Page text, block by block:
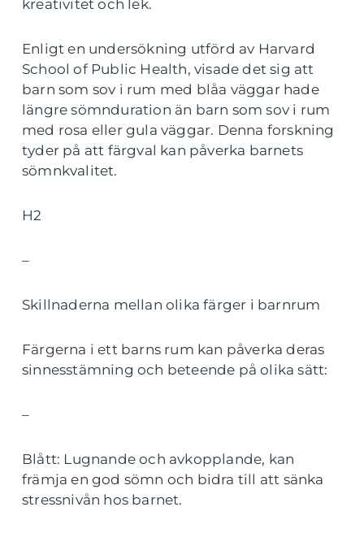
kreativitet och lek.
Enligt en undersökning utförd av Harvard
School of Public Health, visade det sig att
barn som sov i rum med blåa väggar hade
längre sömnduration än barn som sov i rum
med rosa eller gula väggar. Denna forskning
tyder på att färgval kan påverka barnets
sömnkvalitet.
H2
–
Skillnaderna mellan olika färger i barnrum
Färgerna i ett barns rum kan påverka deras
sinnesstämning och beteende på olika sätt:
–
Blått: Lugnande och avkopplande, kan
främja en god sömn och bidra till att sänka
stressnivån hos barnet.